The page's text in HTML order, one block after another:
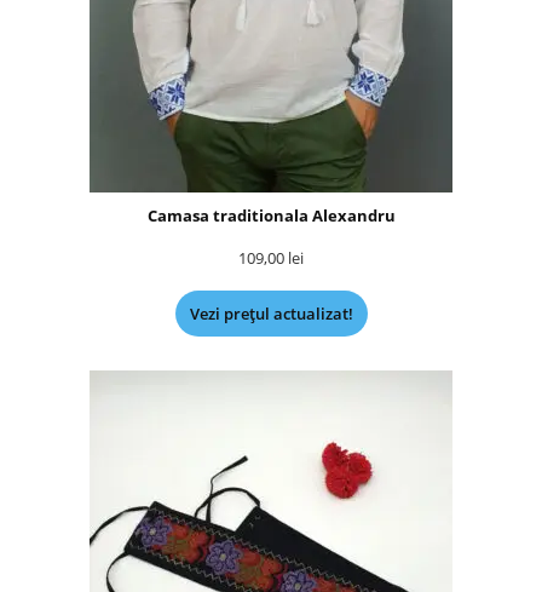
Camasa traditionala Alexandru
109,00 lei
Vezi prețul actualizat!